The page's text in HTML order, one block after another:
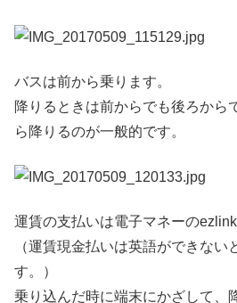
バスは前から乗ります。
降りるときは前からでも後ろから
ら降りるのが一般的です。
運賃の支払いは電子マネーの
（運賃現金払いは英語ができない
す。）
乗り込んだ時に端末にかざして、